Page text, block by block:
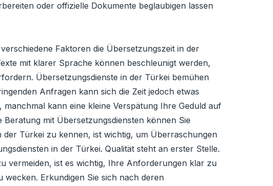
oder offizielle Dokumente beglaubigen lassen
Faktoren die Übersetzungszeit in der
mit klarer Sprache können beschleunigt werden,
Übersetzungsdienste in der Türkei bemühen
Anfragen kann sich die Zeit jedoch etwas
kann eine kleine Verspätung Ihre Geduld auf
mit Übersetzungsdiensten können Sie
Türkei zu kennen, ist wichtig, um Überraschungen
in der Türkei. Qualität steht an erster Stelle.
vermeiden, ist es wichtig, Ihre Anforderungen klar zu
wecken. Erkundigen Sie sich nach deren